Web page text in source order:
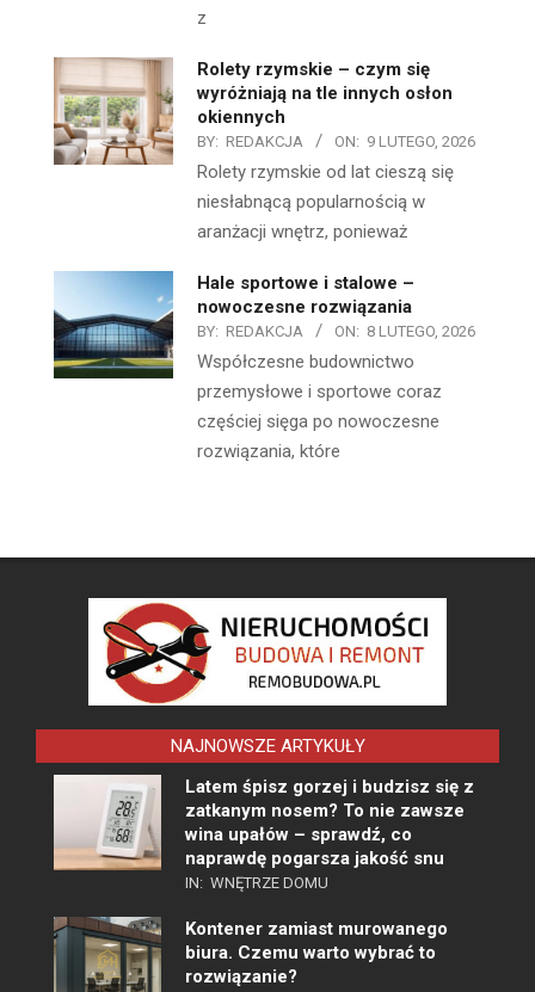
z
Rolety rzymskie – czym się
wyróżniają na tle innych osłon
okiennych
BY: REDAKCJA ON: 9 LUTEGO, 2026
Rolety rzymskie od lat cieszą się
niesłabnącą popularnością w
aranżacji wnętrz, ponieważ
Hale sportowe i stalowe –
nowoczesne rozwiązania
BY: REDAKCJA ON: 8 LUTEGO, 2026
Współczesne budownictwo
przemysłowe i sportowe coraz
częściej sięga po nowoczesne
rozwiązania, które
NAJNOWSZE ARTYKUŁY
Latem śpisz gorzej i budzisz się z
zatkanym nosem? To nie zawsze
wina upałów – sprawdź, co
naprawdę pogarsza jakość snu
IN: WNĘTRZE DOMU
Kontener zamiast murowanego
biura. Czemu warto wybrać to
rozwiązanie?